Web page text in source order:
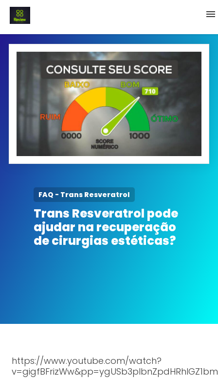
INICIO
Termo e Condições
Política Privacidade
SOBRE NÓS
FAQ - Trans Resveratrol
Trans Resveratrol pode
ajudar na recuperação
de cirurgias estéticas?
https://www.youtube.com/watch?